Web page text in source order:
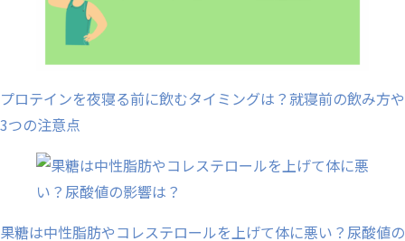
プロテインを夜寝る前に飲むタイミングは？就寝前の飲み方や
3つの注意点
果糖は中性脂肪やコレステロールを上げて体に悪い？尿酸値の